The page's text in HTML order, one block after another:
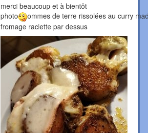
merci beaucoup et à bientôt
photo
ommes de terre rissolées au curry
fromage raclette par dessus